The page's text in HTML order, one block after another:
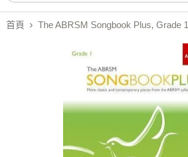
首頁 The ABRSM Songbook Plus, Grade 1